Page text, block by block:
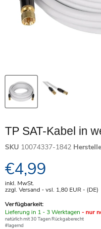
TP SAT-Kabel in
SKU 10074337-1842
Aktueller Preis
€4,99
inkl. MwSt.
zzgl. Versand - vsl. 1,80 EUR- (DE)
Verfügbarkeit:
Verfügbar
-
Lieferung in 1 - 3 Werktagen - nur
natürlich mit 30 Tagen Rückgaberecht
#lagernd